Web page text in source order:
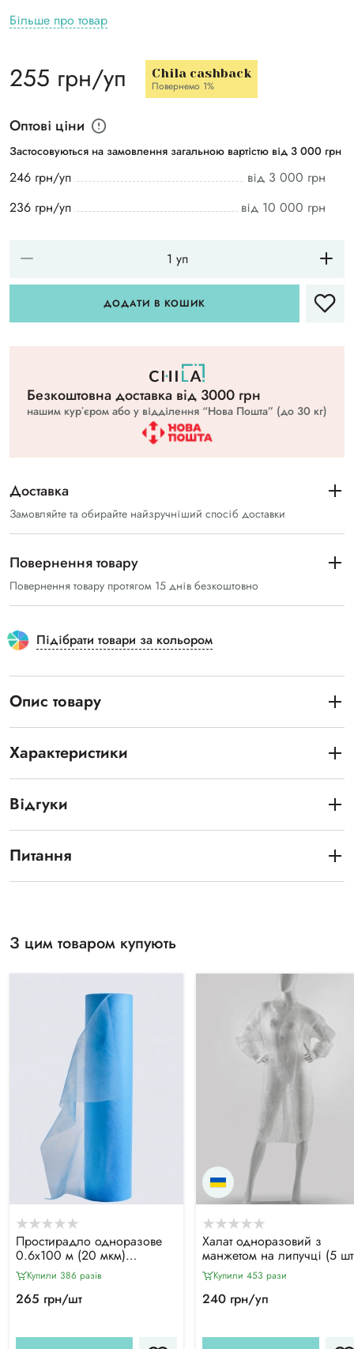
Більше про товар
255 грн/уп Chila cashback
Повернемо 1%
Оптові ціни
Застосовуються на замовлення загальною вартістю від 3 000 грн
246 грн/уп
від 3 000 грн
236 грн/уп
від 10 000 грн
ДОДАТИ В КОШИК
Безкоштовна доставка вiд 3000 грн
нашим курʼєром або у відділення “Нова Пошта” (до 30 кг)
Доставка
Замовляйте та обирайте найзручніший спосіб доставки
Повернення товару
Повернення товару протягом 15 днів безкоштовно
Підібрати товари за кольором
Опис товару
Характеристики
Відгуки
Питання
З цим товаром купують
Простирадло одноразове
0.6х100 м (20 мкм)
блакитне
Купили 386 разiв
265 грн/шт
Халат одноразовий з
манжетом на липучці (5
уп), білий
Купили 453 рази
240 грн/уп